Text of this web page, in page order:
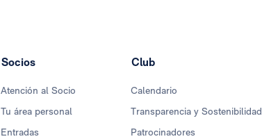
Socios
Atención al Socio
Tu área personal
Entradas
Club
Calendario
Transparencia y Sostenibilidad
Patrocinadores